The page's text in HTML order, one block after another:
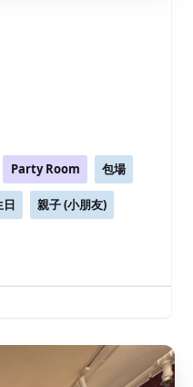
Party Room 包場
日 親子 (小朋友)